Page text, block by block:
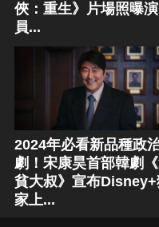
俠：重生》片場照曝演
員...
2024年必看新品種政
劇！宋康昊首部韓劇
貧大叔》宣布Disney+
家上...